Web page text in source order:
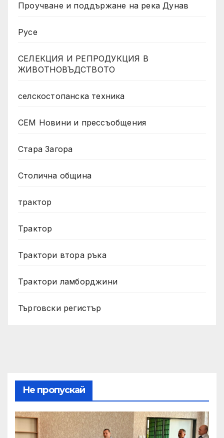
Проучване и поддържане на река Дунав
Русе
СЕЛЕКЦИЯ И РЕПРОДУКЦИЯ В
ЖИВОТНОВЪДСТВОТО
селскостопанска техника
СЕМ Новини и прессъобщения
Стара Загора
Столична община
трактор
Трактор
Трактори втора ръка
Трактори ламборджини
Търговски регистър
Не пропускай